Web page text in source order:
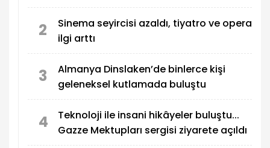
2
Sinema seyircisi azaldı, tiyatro ve opera
ilgi arttı
3
Almanya Dinslaken’de binlerce kişi
geleneksel kutlamada buluştu
4
Teknoloji ile insani hikâyeler buluştu...
Gazze Mektupları sergisi ziyarete açıldı